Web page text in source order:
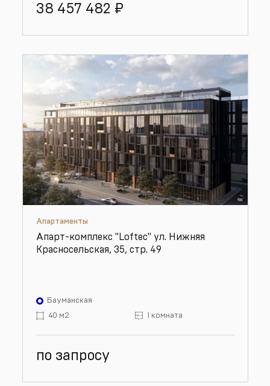
38 457 482 ₽
Апартаменты
Апарт-комплекс "Loftec" ул. Нижняя
Красносельская, 35, стр. 49
Бауманская
40 м2
1 комната
по запросу